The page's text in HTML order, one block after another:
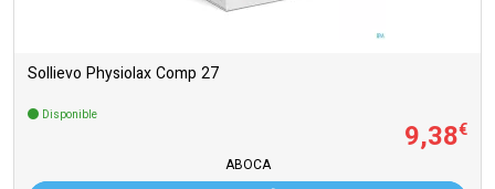
Sollievo Physiolax Comp 27
Disponible
9,38€
ABOCA